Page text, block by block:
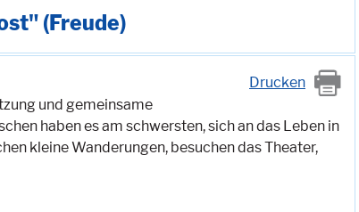
(Freude)
Drucken
und gemeinsame
haben es am schwersten, sich an das Leben in
kleine Wanderungen, besuchen das Theater,